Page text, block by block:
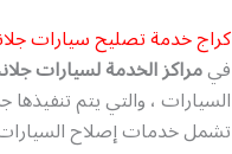
كراج خدمة تصليح سيارات
فيمراكز الخدمة لسيارات
السيارات ، والتي يتم
تشمل خدمات إصلاح